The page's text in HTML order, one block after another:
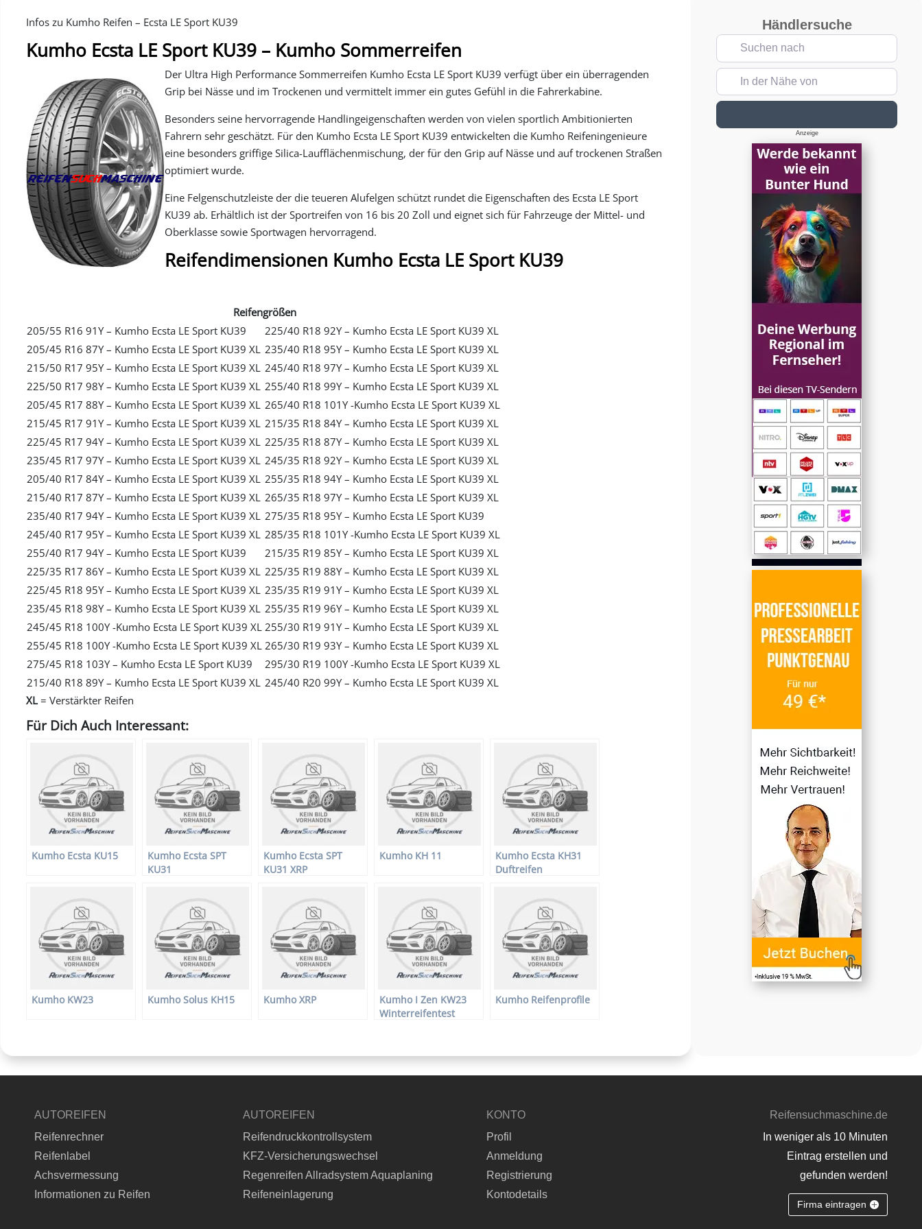
Infos zu Kumho Reifen – Ecsta LE Sport KU39
Kumho Ecsta LE Sport KU39 – Kumho Sommerreifen
Der Ultra High Performance Sommerreifen Kumho Ecsta LE Sport KU39 verfügt über ein überragenden
Grip bei Nässe und im Trockenen und vermittelt immer ein gutes Gefühl in die Fahrerkabine.
Besonders seine hervorragende Handlingeigenschaften werden von vielen sportlich Ambitionierten
Fahrern sehr geschätzt. Für den Kumho Ecsta LE Sport KU39 entwickelten die Kumho Reifeningenieure
eine besonders griffige Silica-Laufflächenmischung, der für den Grip auf Nässe und auf trockenen Straßen
optimiert wurde.
Eine Felgenschutzleiste der die teueren Alufelgen schützt rundet die Eigenschaften des Ecsta LE Sport
KU39 ab. Erhältlich ist der Sportreifen von 16 bis 20 Zoll und eignet sich für Fahrzeuge der Mittel- und
Oberklasse sowie Sportwagen hervorragend.
Reifendimensionen Kumho Ecsta LE Sport KU39
Reifengrößen
205/55 R16 91Y – Kumho Ecsta LE Sport KU39
225/40 R18 92Y – Kumho Ecsta LE Sport KU39 XL
205/45 R16 87Y – Kumho Ecsta LE Sport KU39 XL 235/40 R18 95Y – Kumho Ecsta LE Sport KU39 XL
215/50 R17 95Y – Kumho Ecsta LE Sport KU39 XL 245/40 R18 97Y – Kumho Ecsta LE Sport KU39 XL
225/50 R17 98Y – Kumho Ecsta LE Sport KU39 XL 255/40 R18 99Y – Kumho Ecsta LE Sport KU39 XL
205/45 R17 88Y – Kumho Ecsta LE Sport KU39 XL 265/40 R18 101Y -Kumho Ecsta LE Sport KU39 XL
215/45 R17 91Y – Kumho Ecsta LE Sport KU39 XL 215/35 R18 84Y – Kumho Ecsta LE Sport KU39 XL
225/45 R17 94Y – Kumho Ecsta LE Sport KU39 XL 225/35 R18 87Y – Kumho Ecsta LE Sport KU39 XL
235/45 R17 97Y – Kumho Ecsta LE Sport KU39 XL 245/35 R18 92Y – Kumho Ecsta LE Sport KU39 XL
205/40 R17 84Y – Kumho Ecsta LE Sport KU39 XL 255/35 R18 94Y – Kumho Ecsta LE Sport KU39 XL
215/40 R17 87Y – Kumho Ecsta LE Sport KU39 XL 265/35 R18 97Y – Kumho Ecsta LE Sport KU39 XL
235/40 R17 94Y – Kumho Ecsta LE Sport KU39 XL 275/35 R18 95Y – Kumho Ecsta LE Sport KU39
245/40 R17 95Y – Kumho Ecsta LE Sport KU39 XL 285/35 R18 101Y -Kumho Ecsta LE Sport KU39 XL
255/40 R17 94Y – Kumho Ecsta LE Sport KU39
215/35 R19 85Y – Kumho Ecsta LE Sport KU39 XL
225/35 R17 86Y – Kumho Ecsta LE Sport KU39 XL 225/35 R19 88Y – Kumho Ecsta LE Sport KU39 XL
225/45 R18 95Y – Kumho Ecsta LE Sport KU39 XL 235/35 R19 91Y – Kumho Ecsta LE Sport KU39 XL
235/45 R18 98Y – Kumho Ecsta LE Sport KU39 XL 255/35 R19 96Y – Kumho Ecsta LE Sport KU39 XL
245/45 R18 100Y -Kumho Ecsta LE Sport KU39 XL 255/30 R19 91Y – Kumho Ecsta LE Sport KU39 XL
255/45 R18 100Y -Kumho Ecsta LE Sport KU39 XL 265/30 R19 93Y – Kumho Ecsta LE Sport KU39 XL
275/45 R18 103Y – Kumho Ecsta LE Sport KU39
295/30 R19 100Y -Kumho Ecsta LE Sport KU39 XL
215/40 R18 89Y – Kumho Ecsta LE Sport KU39 XL 245/40 R20 99Y – Kumho Ecsta LE Sport KU39 XL
XL = Verstärkter Reifen
Für Dich Auch Interessant:
Kumho Ecsta KU15
Kumho Ecsta SPT
KU31
Kumho Ecsta SPT
KU31 XRP
Kumho KH 11
Kumho Ecsta KH31
Duftreifen
Kumho KW23 Kumho Solus KH15 Kumho XRP
Kumho I Zen KW23
Winterreifentest
Kumho Reifenprofile
Händlersuche
Suchen nach
In der Nähe von
Anzeige
AUTOREIFEN
Reifenrechner
Reifenlabel
Achsvermessung
Informationen zu Reifen
AUTOREIFEN
Reifendruckkontrollsystem
KFZ-Versicherungswechsel
Regenreifen Allradsystem Aquaplaning
Reifeneinlagerung
KONTO
Profil
Anmeldung
Registrierung
Kontodetails
Reifensuchmaschine.de
In weniger als 10 Minuten
Eintrag erstellen und
gefunden werden!
Firma eintragen